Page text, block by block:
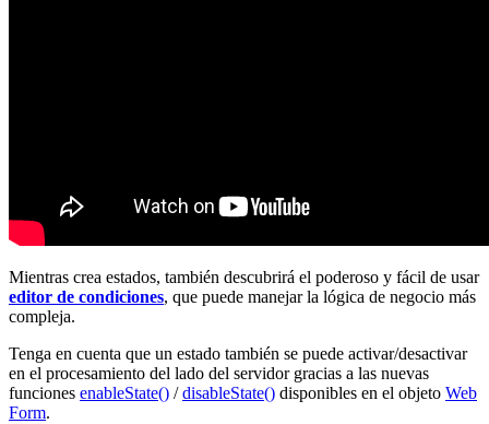
Mientras crea estados, también descubrirá el poderoso y fácil de usar
editor de condiciones, que puede manejar la lógica de negocio más
compleja.
Tenga en cuenta que un estado también se puede activar/desactivar
en el procesamiento del lado del servidor gracias a las nuevas
funciones enableState() /disableState() disponibles en el objeto Web
Form.